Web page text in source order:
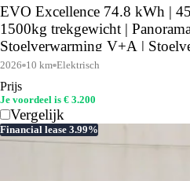
EVO Excellence 74.8 kWh |
1500kg trekgewicht |
Stoelverwarming V+A |
2026 10 km Elektrisch
Prijs
Je voordeel is € 3.200
Vergelijk
Financial lease 3.99%